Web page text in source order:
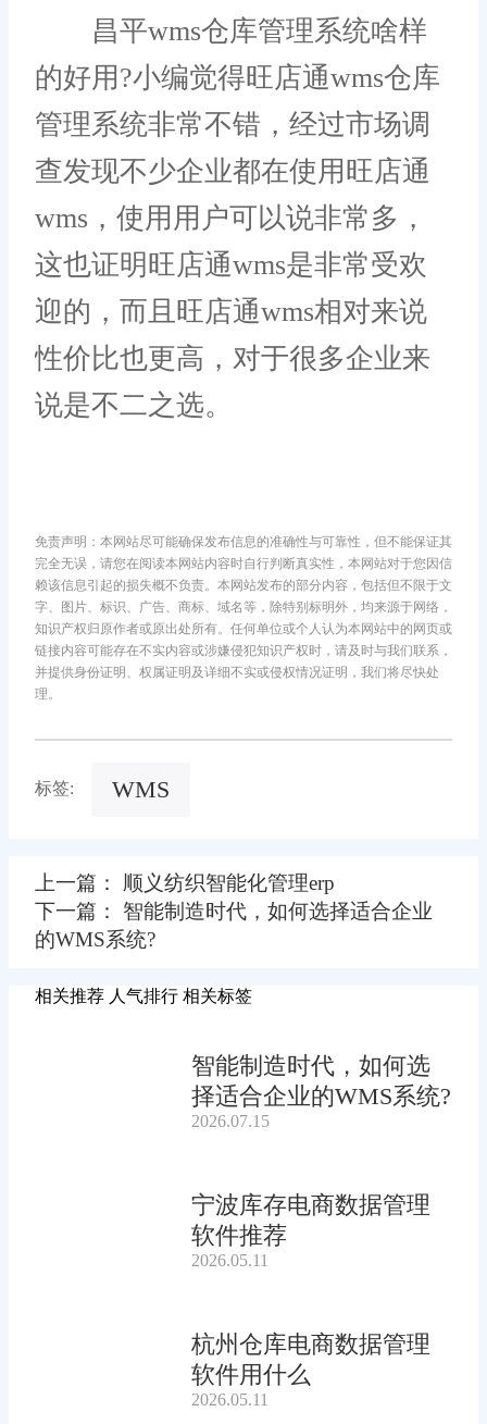
昌平wms仓库管理系统啥样
的好用?小编觉得旺店通wms仓库
管理系统非常不错，经过市场调
查发现不少企业都在使用旺店通
wms，使用用户可以说非常多，
这也证明旺店通wms是非常受欢
迎的，而且旺店通wms相对来说
性价比也更高，对于很多企业来
说是不二之选。
免责声明：本网站尽可能确保发布信息的准确性与可靠性，但不能保证其
完全无误，请您在阅读本网站内容时自行判断真实性，本网站对于您因信
赖该信息引起的损失概不负责。本网站发布的部分内容，包括但不限于文
字、图片、标识、广告、商标、域名等，除特别标明外，均来源于网络，
知识产权归原作者或原出处所有。任何单位或个人认为本网站中的网页或
链接内容可能存在不实内容或涉嫌侵犯知识产权时，请及时与我们联系，
并提供身份证明、权属证明及详细不实或侵权情况证明，我们将尽快处
理。
标签: WMS
上一篇： 顺义纺织智能化管理erp
下一篇： 智能制造时代，如何选择适合企业
的WMS系统?
相关推荐 人气排行 相关标签
智能制造时代，如何选
择适合企业的WMS系统?
2026.07.15
宁波库存电商数据管理
软件推荐
2026.05.11
杭州仓库电商数据管理
软件用什么
2026.05.11